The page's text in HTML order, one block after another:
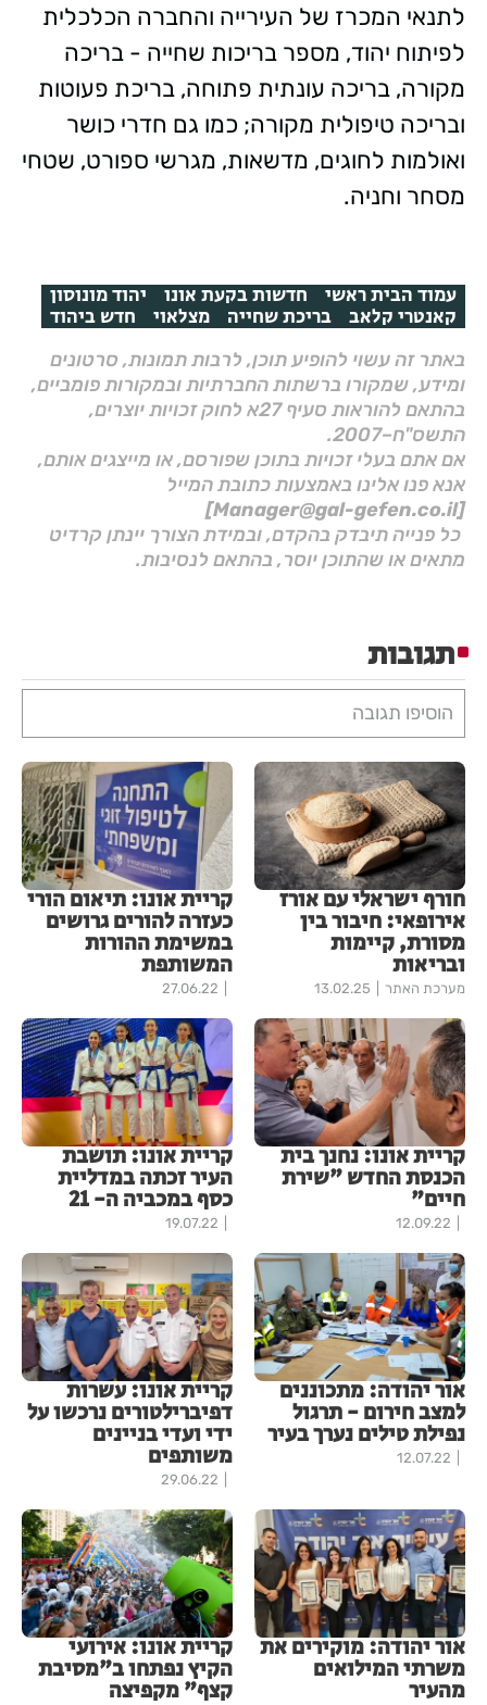
לתנאי המכרז של העירייה והחברה הכלכלית
לפיתוח יהוד, מספר בריכות שחייה - בריכה
מקורה, בריכה עונתית פתוחה, בריכת פעוטות
ובריכה טיפולית מקורה; כמו גם חדרי כושר
ואולמות לחוגים, מדשאות, מגרשי ספורט, שטחי
מסחר וחניה.
עמוד הבית ראשי חדשות בקעת אונו יהוד מונוסון
קאנטרי קלאב בריכת שחייה מצלאוי חדש ביהוד
באתר זה עשוי להופיע תוכן, לרבות תמונות, סרטונים
ומידע, שמקורו ברשתות החברתיות ובמקורות פומביים,
בהתאם להוראות סעיף 27א לחוק זכויות יוצרים,
התשס"ח–2007.
אם אתם בעלי זכויות בתוכן שפורסם, או מייצגים אותם,
אנא פנו אלינו באמצעות כתובת המייל
[Manager@gal-gefen.co.il]
כל פנייה תיבדק בהקדם, ובמידת הצורך יינתן קרדיט
מתאים או שהתוכן יוסר, בהתאם לנסיבות.
תגובות
הוסיפו תגובה
חורף ישראלי עם אורז
אירופאי: חיבור בין
מסורת, קיימות
ובריאות
מערכת האתר 13.02.25
קריית אונו: תיאום הורי
כעזרה להורים גרושים
במשימת ההורות
המשותפת
27.06.22
קריית אונו: נחנך בית
הכנסת החדש "שירת
חיים"
12.09.22
קריית אונו: תושבת
העיר זכתה במדליית
כסף במכביה ה- 21
19.07.22
אור יהודה: מתכוננים
למצב חירום - תרגול
נפילת טילים נערך בעיר
12.07.22
קריית אונו: עשרות
דפיברילטורים נרכשו על
ידי ועדי בניינים
משותפים
29.06.22
אור יהודה: מוקירים את
משרתי המילואים
מהעיר
קריית אונו: אירועי
הקיץ נפתחו ב"מסיבת
קצף" מקפיצה